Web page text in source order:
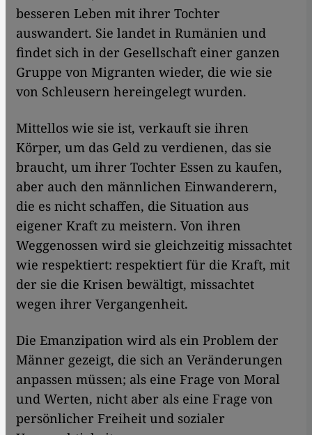
besseren Leben mit ihrer Tochter
auswandert. Sie landet in Rumänien und
findet sich in der Gesellschaft einer ganzen
Gruppe von Migranten wieder, die wie sie
von Schleusern hereingelegt wurden.
Mittellos wie sie ist, verkauft sie ihren
Körper, um das Geld zu verdienen, das sie
braucht, um ihrer Tochter Essen zu kaufen,
aber auch den männlichen Einwanderern,
die es nicht schaffen, die Situation aus
eigener Kraft zu meistern. Von ihren
Weggenossen wird sie gleichzeitig missachtet
wie respektiert: respektiert für die Kraft, mit
der sie die Krisen bewältigt, missachtet
wegen ihrer Vergangenheit.
Die Emanzipation wird als ein Problem der
Männer gezeigt, die sich an Veränderungen
anpassen müssen; als eine Frage von Moral
und Werten, nicht aber als eine Frage von
persönlicher Freiheit und sozialer